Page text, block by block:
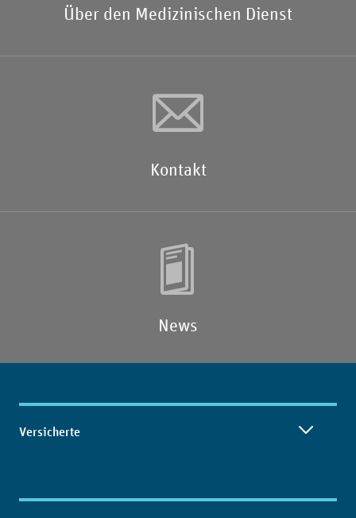
Über den Medizinischen Dienst
Kontakt
News
Inhaltsübersicht
Versicherte